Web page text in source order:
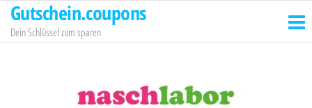
Zum
Inhalt
springen
Gutschein.coupons
Dein Schlüssel zum sparen